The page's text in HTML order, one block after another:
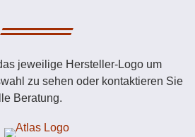
jeweilige Hersteller-Logo um
zu sehen oder kontaktieren Sie
Beratung.